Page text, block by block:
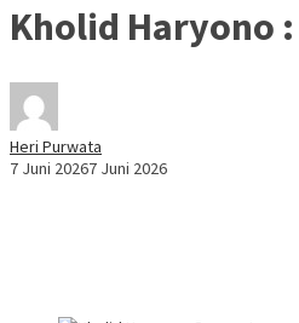
Kholid Haryono
Heri Purwata
7 Juni 20267 Juni 2026